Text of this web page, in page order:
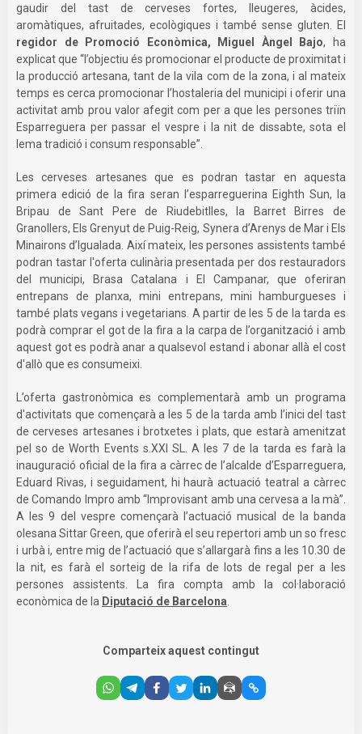
gaudir del tast de cerveses fortes, lleugeres, àcides,
aromàtiques, afruitades, ecològiques i també sense gluten. El
regidor de Promoció Econòmica, Miguel Àngel Bajo, ha
explicat que “l’objectiu és promocionar el producte de proximitat i
la producció artesana, tant de la vila com de la zona, i al mateix
temps es cerca promocionar l’hostaleria del municipi i oferir una
activitat amb prou valor afegit com per a que les persones triïn
Esparreguera per passar el vespre i la nit de dissabte, sota el
lema tradició i consum responsable”.
Les cerveses artesanes que es podran tastar en aquesta
primera edició de la fira seran l’esparreguerina Eighth Sun, la
Bripau de Sant Pere de Riudebitlles, la Barret Birres de
Granollers, Els Grenyut de Puig-Reig, Synera d’Arenys de Mar i Els
Minairons d’Igualada. Així mateix, les persones assistents també
podran tastar l'oferta culinària presentada per dos restauradors
del municipi, Brasa Catalana i El Campanar, que oferiran
entrepans de planxa, mini entrepans, mini hamburgueses i
també plats vegans i vegetarians. A partir de les 5 de la tarda es
podrà comprar el got de la fira a la carpa de l’organització i amb
aquest got es podrà anar a qualsevol estand i abonar allà el cost
d'allò que es consumeixi.
L’oferta gastronòmica es complementarà amb un programa
d'activitats que començarà a les 5 de la tarda amb l’inici del tast
de cerveses artesanes i brotxetes i plats, que estarà amenitzat
pel so de Worth Events s.XXI SL. A les 7 de la tarda es farà la
inauguració oficial de la fira a càrrec de l’alcalde d’Esparreguera,
Eduard Rivas, i seguidament, hi haurà actuació teatral a càrrec
de Comando Impro amb “Improvisant amb una cervesa a la mà”.
A les 9 del vespre començarà l’actuació musical de la banda
olesana Sittar Green, que oferirà el seu repertori amb un so fresc
i urbà i, entre mig de l’actuació que s’allargarà fins a les 10.30 de
la nit, es farà el sorteig de la rifa de lots de regal per a les
persones assistents. La fira compta amb la col·laboració
econòmica de la Diputació de Barcelona
Comparteix aquest contingut